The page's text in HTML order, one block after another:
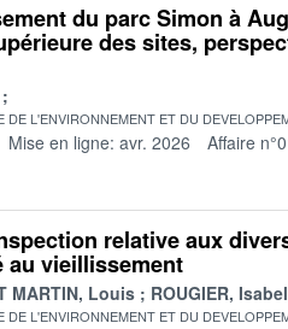
du parc Simon à
des sites,
DE L'ENVIRONNEMENT ET DU
Mise en ligne: avr. 2026 Affaire
relative aux
au vieillissement
MARTIN, Louis ROUGIER,
DE L'ENVIRONNEMENT ET DU